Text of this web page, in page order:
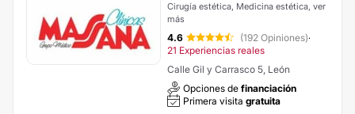
Cirugía estética, Medicina estética, ver
más
4.6 (192 Opiniones)·
21 Experiencias reales
Calle Gil y Carrasco 5, León
Opciones de financiación
Primera visita gratuita